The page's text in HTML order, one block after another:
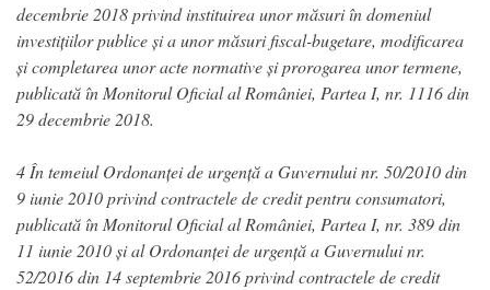
decembrie 2018 privind instituirea unor măsuri în domeniul
investițiilor publice și a unor măsuri fiscal-bugetare, modificarea
și completarea unor acte normative și prorogarea unor termene,
publicată în Monitorul Oficial al României, Partea I, nr. 1116 din
29 decembrie 2018.
4 În temeiul Ordonanței de urgență a Guvernului nr. 50/2010 din
9 iunie 2010 privind contractele de credit pentru consumatori,
publicată în Monitorul Oficial al României, Partea I, nr. 389 din
11 iunie 2010 și al Ordonanței de urgență a Guvernului nr.
52/2016 din 14 septembrie 2016 privind contractele de credit